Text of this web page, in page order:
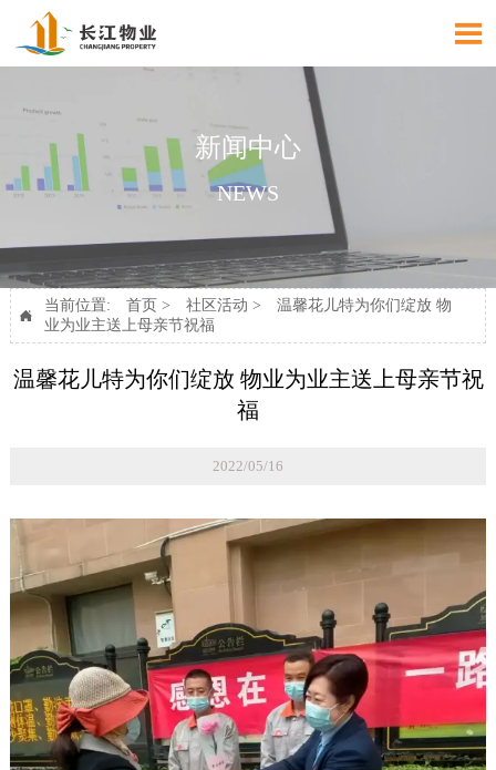

新闻中心
NEWS

当前位置: 首页 > 社区活动 >
温馨花儿特为你们绽放 物
业为业主送上母亲节祝福
温馨花儿特为你们绽放 物业为业主送上母亲节祝
福
2022/05/16